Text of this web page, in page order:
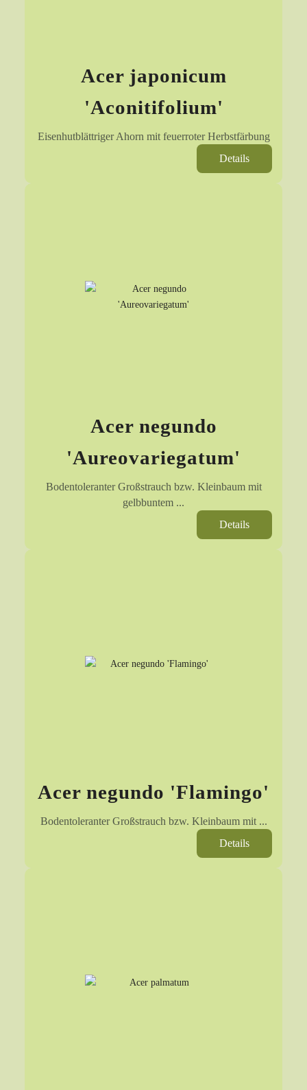
Acer japonicum
'Aconitifolium'
Eisenhutblättriger Ahorn mit feuerroter Herbstfärbung
Details
Acer negundo
'Aureovariegatum'
Bodentoleranter Großstrauch bzw. Kleinbaum mit
gelbbuntem ...
Details
Acer negundo 'Flamingo'
Bodentoleranter Großstrauch bzw. Kleinbaum mit ...
Details